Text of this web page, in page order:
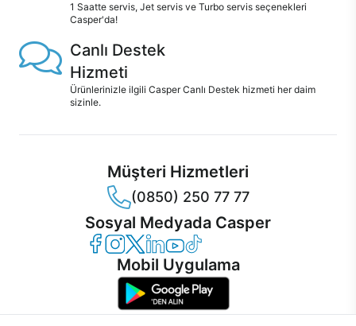
1 Saatte servis, Jet servis ve Turbo servis seçenekleri
Casper'da!
Canlı Destek
Hizmeti
Ürünlerinizle ilgili Casper Canlı Destek hizmeti her daim
sizinle.
Müşteri Hizmetleri
(0850) 250 77 77
Sosyal Medyada Casper
Casper Facebook
Casper Instagram
Casper Twitter
Casper LinkedIn
Casper YouTube
Casper TikTok
Mobil Uygulama